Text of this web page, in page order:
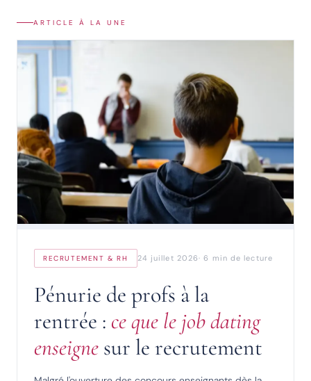
ARTICLE À LA UNE
RECRUTEMENT & RH 24 juillet 2026 6 min de lecture
Pénurie de profs à la
rentrée : ce que le job dating
enseigne sur le recrutement